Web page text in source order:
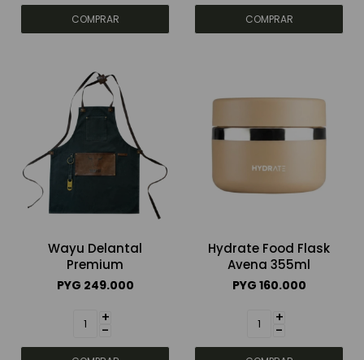
Wayu Delantal
Premium
PYG 249.000
+
-
Hydrate Food Flask
Avena 355ml
PYG 160.000
+
-